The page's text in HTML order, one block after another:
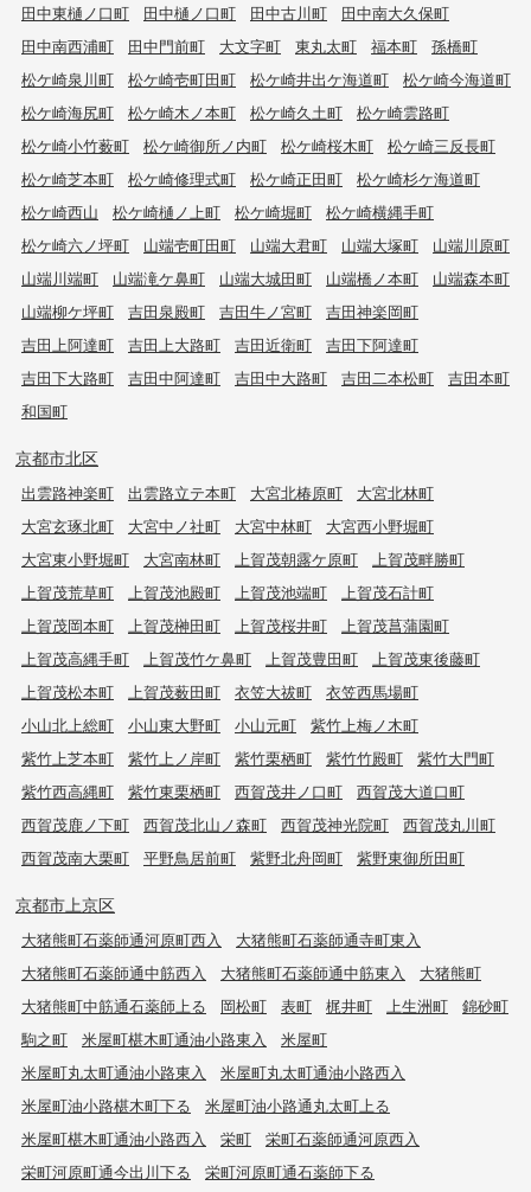
田中東樋ノ口町
田中樋ノ口町 田中古川町
田中南大久保町
田中南西浦町
田中門前町 大文字町 東丸太町 福本町
孫橋町
松ケ崎泉川町
松ケ崎壱町田町 松ケ崎井出ケ海道町
松ケ崎今海道町
松ケ崎海尻町
松ケ崎木ノ本町 松ケ崎久土町
松ケ崎雲路町
松ケ崎小竹薮町
松ケ崎御所ノ内町 松ケ崎桜木町
松ケ崎三反長町
松ケ崎芝本町
松ケ崎修理式町 松ケ崎正田町
松ケ崎杉ケ海道町
松ケ崎西山
松ケ崎樋ノ上町 松ケ崎堀町
松ケ崎横縄手町
松ケ崎六ノ坪町
山端壱町田町 山端大君町 山端大塚町
山端川原町
山端川端町
山端滝ケ鼻町 山端大城田町 山端橋ノ本町
山端森本町
山端柳ケ坪町
吉田泉殿町 吉田牛ノ宮町
吉田神楽岡町
吉田上阿達町
吉田上大路町 吉田近衛町
吉田下阿達町
吉田下大路町
吉田中阿達町 吉田中大路町 吉田二本松町
吉田本町
和国町
京都市北区
出雲路神楽町 出雲路立テ本町 大宮北椿原町
大宮北林町
大宮玄琢北町
大宮中ノ社町 大宮中林町
大宮西小野堀町
大宮東小野堀町
大宮南林町 上賀茂朝露ケ原町
上賀茂畔勝町
上賀茂荒草町
上賀茂池殿町 上賀茂池端町
上賀茂石計町
上賀茂岡本町
上賀茂榊田町 上賀茂桜井町
上賀茂菖蒲園町
上賀茂高縄手町
上賀茂竹ケ鼻町 上賀茂豊田町
上賀茂東後藤町
上賀茂松本町
上賀茂薮田町 衣笠大祓町
衣笠西馬場町
小山北上総町
小山東大野町 小山元町
紫竹上梅ノ木町
紫竹上芝本町
紫竹上ノ岸町 紫竹栗栖町 紫竹竹殿町
紫竹大門町
紫竹西高縄町
紫竹東栗栖町 西賀茂井ノ口町
西賀茂大道口町
西賀茂鹿ノ下町
西賀茂北山ノ森町 西賀茂神光院町
西賀茂丸川町
西賀茂南大栗町
平野鳥居前町 紫野北舟岡町 紫野東御所田町
京都市上京区
大猪熊町石薬師通河原町西入
大猪熊町石薬師通寺町東入
大猪熊町石薬師通中筋西入
大猪熊町石薬師通中筋東入
大猪熊町
大猪熊町中筋通石薬師上る
岡松町 表町 梶井町 上生洲町
錦砂町
駒之町
米屋町椹木町通油小路東入
米屋町
米屋町丸太町通油小路東入
米屋町丸太町通油小路西入
米屋町油小路椹木町下る
米屋町油小路通丸太町上る
米屋町椹木町通油小路西入
栄町
栄町石薬師通河原西入
栄町河原町通今出川下る
栄町河原町通石薬師下る